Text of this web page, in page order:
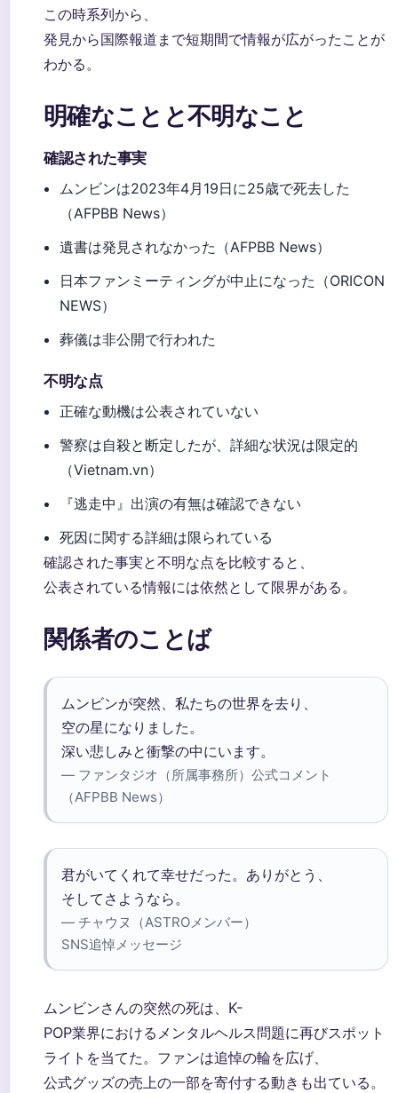
この時系列から、
発見から国際報道まで短期間で情報が広がったことが
わかる。
明確なことと不明なこと
確認された事実
ムンビンは2023年4月19日に25歳で死去した
（AFPBB News）
遺書は発見されなかった（AFPBB News）
日本ファンミーティングが中止になった（ORICON
NEWS）
葬儀は非公開で行われた
不明な点
正確な動機は公表されていない
警察は自殺と断定したが、詳細な状況は限定的
（Vietnam.vn）
『逃走中』出演の有無は確認できない
死因に関する詳細は限られている
確認された事実と不明な点を比較すると、
公表されている情報には依然として限界がある。
関係者のことば
ムンビンが突然、私たちの世界を去り、
空の星になりました。
深い悲しみと衝撃の中にいます。
— ファンタジオ（所属事務所）公式コメント
（AFPBB News）
君がいてくれて幸せだった。ありがとう、
そしてさようなら。
— チャウヌ（ASTROメンバー）
SNS追悼メッセージ
ムンビンさんの突然の死は、K-
POP業界におけるメンタルヘルス問題に再びスポット
ライトを当てた。ファンは追悼の輪を広げ、
公式グッズの売上の一部を寄付する動きも出ている。